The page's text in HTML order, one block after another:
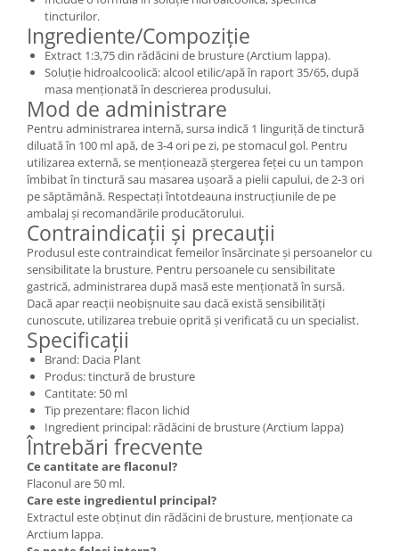
tincturilor.
Ingrediente/Compoziție
Extract 1:3,75 din rădăcini de brusture (Arctium lappa).
Soluție hidroalcoolică: alcool etilic/apă în raport 35/65, după
masa menționată în descrierea produsului.
Mod de administrare
Pentru administrarea internă, sursa indică 1 linguriță de tinctură
diluată în 100 ml apă, de 3-4 ori pe zi, pe stomacul gol. Pentru
utilizarea externă, se menționează ștergerea feței cu un tampon
îmbibat în tinctură sau masarea ușoară a pielii capului, de 2-3 ori
pe săptămână. Respectați întotdeauna instrucțiunile de pe
ambalaj și recomandările producătorului.
Contraindicații și precauții
Produsul este contraindicat femeilor însărcinate și persoanelor cu
sensibilitate la brusture. Pentru persoanele cu sensibilitate
gastrică, administrarea după masă este menționată în sursă.
Dacă apar reacții neobișnuite sau dacă există sensibilități
cunoscute, utilizarea trebuie oprită și verificată cu un specialist.
Specificații
Brand: Dacia Plant
Produs: tinctură de brusture
Cantitate: 50 ml
Tip prezentare: flacon lichid
Ingredient principal: rădăcini de brusture (Arctium lappa)
Întrebări frecvente
Ce cantitate are flaconul?
Flaconul are 50 ml.
Care este ingredientul principal?
Extractul este obținut din rădăcini de brusture, menționate ca
Arctium lappa.